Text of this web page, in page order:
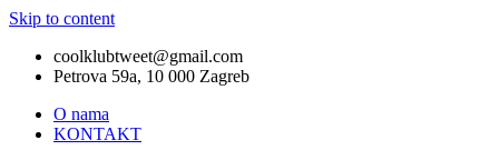
Skip to content
coolklubtweet@gmail.com
Petrova 59a, 10 000 Zagreb
O nama
KONTAKT